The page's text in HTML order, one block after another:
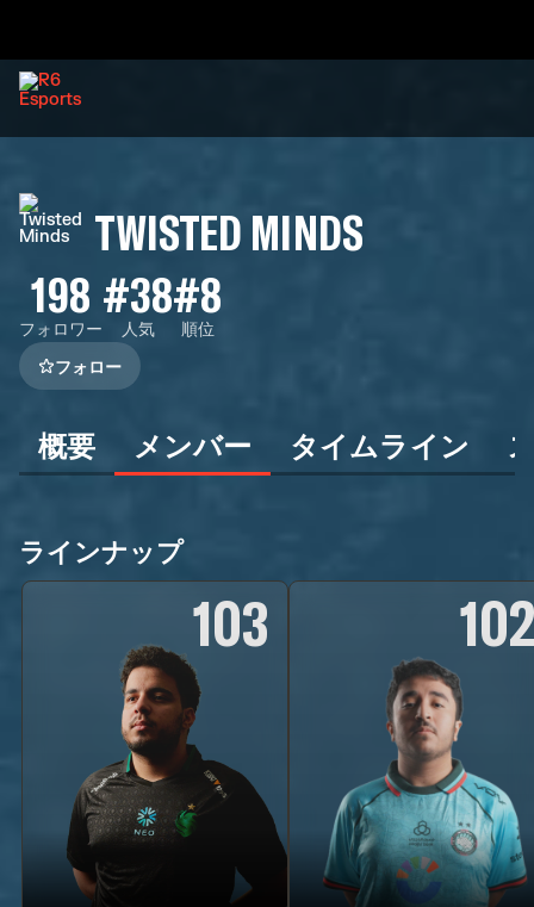
TWISTED MINDS
198
フォロワー
#38
人気
#8
順位
フォロー
概要 メンバー タイムライン
ラインナップ
103 102